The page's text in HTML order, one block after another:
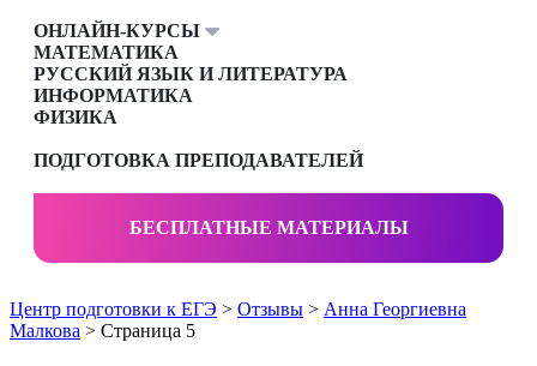
ОНЛАЙН-КУРСЫ
МАТЕМАТИКА
РУССКИЙ ЯЗЫК И ЛИТЕРАТУРА
ИНФОРМАТИКА
ФИЗИКА
ПОДГОТОВКА ПРЕПОДАВАТЕЛЕЙ
БЕСПЛАТНЫЕ МАТЕРИАЛЫ
Центр подготовки к ЕГЭ > Отзывы > Анна Георгиевна
Малкова > Страница 5